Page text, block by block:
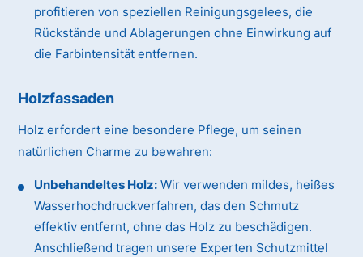
profitieren von speziellen Reinigungsgelees, die
Rückstände und Ablagerungen ohne Einwirkung auf
die Farbintensität entfernen.
Holzfassaden
Holz erfordert eine besondere Pflege, um seinen
natürlichen Charme zu bewahren:
Unbehandeltes Holz: Wir verwenden mildes, heißes
Wasserhochdruckverfahren, das den Schmutz
effektiv entfernt, ohne das Holz zu beschädigen.
Anschließend tragen unsere Experten Schutzmittel